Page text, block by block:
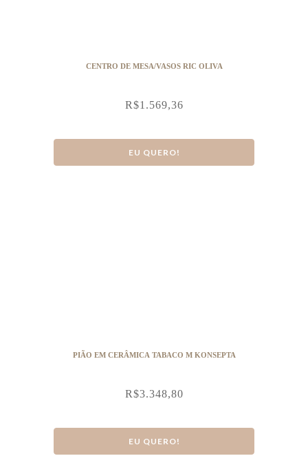
CENTRO DE MESA/VASOS RIC OLIVA
R$1.569,36
EU QUERO!
PIÃO EM CERÂMICA TABACO M KONSEPTA
R$3.348,80
EU QUERO!